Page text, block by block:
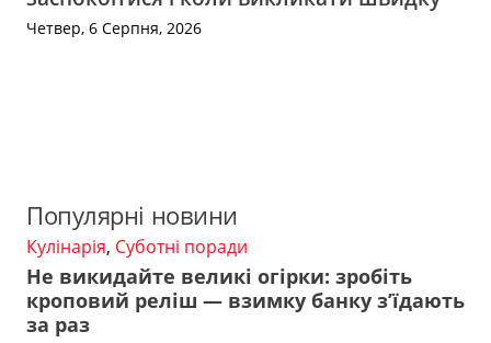
Четвер, 6 Серпня, 2026
Популярні новини
Кулінарія, Суботні поради
Не викидайте великі огірки: зробіть
кроповий реліш — взимку банку з’їдають
за раз